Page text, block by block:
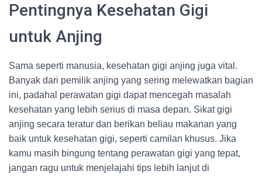
Pentingnya Kesehatan Gigi
untuk Anjing
Sama seperti manusia, kesehatan gigi anjing juga vital.
Banyak dari pemilik anjing yang sering melewatkan bagian
ini, padahal perawatan gigi dapat mencegah masalah
kesehatan yang lebih serius di masa depan. Sikat gigi
anjing secara teratur dan berikan beliau makanan yang
baik untuk kesehatan gigi, seperti camilan khusus. Jika
kamu masih bingung tentang perawatan gigi yang tepat,
jangan ragu untuk menjelajahi tips lebih lanjut di